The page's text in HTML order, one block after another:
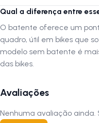
Qual a diferença entre
O batente oferece um
quadro, útil em bikes que
modelo sem batente é
das bikes.
Avaliações
Nenhuma avaliação ainda.